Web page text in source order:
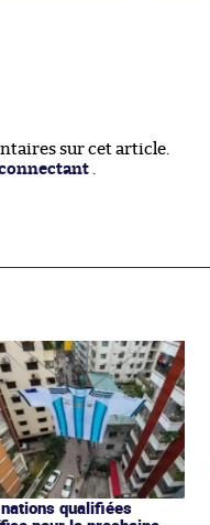
sur cet article.
qualifiées